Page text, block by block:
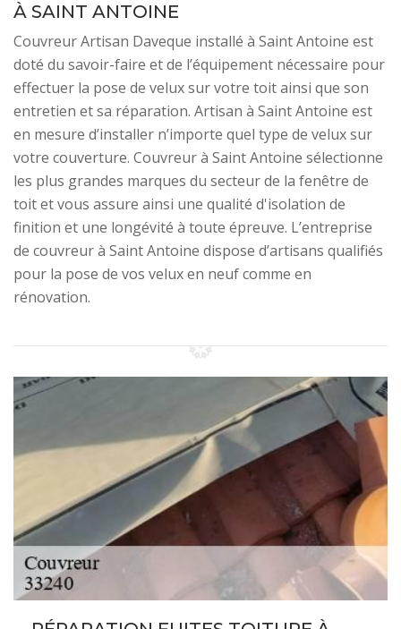
À SAINT ANTOINE
Couvreur Artisan Daveque installé à Saint Antoine est
doté du savoir-faire et de l’équipement nécessaire pour
effectuer la pose de velux sur votre toit ainsi que son
entretien et sa réparation. Artisan à Saint Antoine est
en mesure d’installer n’importe quel type de velux sur
votre couverture. Couvreur à Saint Antoine sélectionne
les plus grandes marques du secteur de la fenêtre de
toit et vous assure ainsi une qualité d'isolation de
finition et une longévité à toute épreuve. L’entreprise
de couvreur à Saint Antoine dispose d’artisans qualifiés
pour la pose de vos velux en neuf comme en
rénovation.